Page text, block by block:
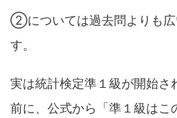
②については過去問よりも広
す。
実は統計検定準１級が開始さ
前に、公式から「準１級はこ